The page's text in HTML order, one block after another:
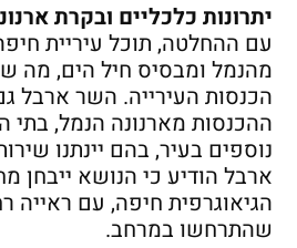
יתרונות כלכליים ובקרת
עם ההחלטה, תוכל עיריית
מהנמל ומבסיס חיל הים, מה
הכנסות העירייה. השר ארבל
ההכנסות מארנונה הנמל, בתי
נוספים בעיר, בהם יינתנו
ארבל הודיע כי הנושא ייבחן
הגיאוגרפית חיפה, עם ראייה
שהתרחשו במרחב.